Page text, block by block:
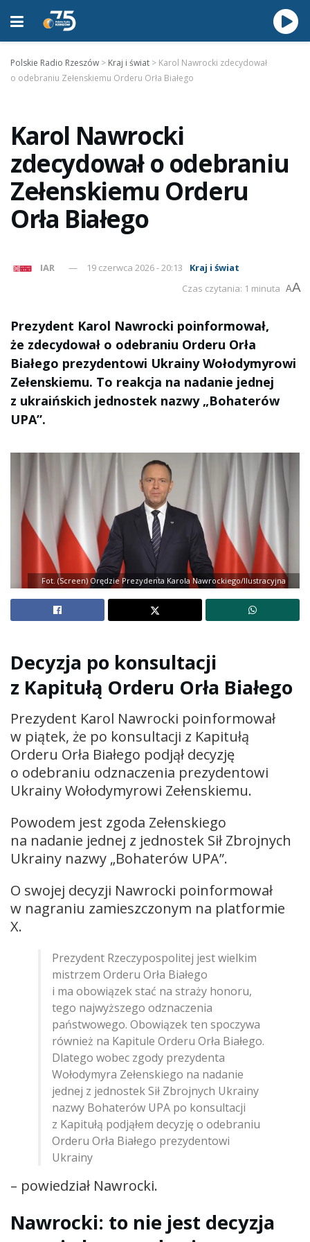
Polskie Radio Rzeszów > Kraj i świat > Karol Nawrocki zdecydował
o odebraniu Zełenskiemu Orderu Orła Białego
Karol Nawrocki
zdecydował o odebraniu
Zełenskiemu Orderu
Orła Białego
IAR 19 czerwca 2026 - 20:13
Kraj i świat
Czas czytania: 1 minuta AA
Prezydent Karol Nawrocki poinformował,
że zdecydował o odebraniu Orderu Orła
Białego prezydentowi Ukrainy Wołodymyrowi
Zełenskiemu. To reakcja na nadanie jednej
z ukraińskich jednostek nazwy „Bohaterów
UPA”.
Fot. (Screen) Orędzie Prezydenta Karola Nawrockiego/Ilustracyjna
Decyzja po konsultacji
z Kapitułą Orderu Orła Białego
Prezydent Karol Nawrocki poinformował
w piątek, że po konsultacji z Kapitułą
Orderu Orła Białego podjął decyzję
o odebraniu odznaczenia prezydentowi
Ukrainy Wołodymyrowi Zełenskiemu.
Powodem jest zgoda Zełenskiego
na nadanie jednej z jednostek Sił Zbrojnych
Ukrainy nazwy „Bohaterów UPA”.
O swojej decyzji Nawrocki poinformował
w nagraniu zamieszczonym na platformie
X.
Prezydent Rzeczypospolitej jest wielkim
mistrzem Orderu Orła Białego
i ma obowiązek stać na straży honoru,
tego najwyższego odznaczenia
państwowego. Obowiązek ten spoczywa
również na Kapitule Orderu Orła Białego.
Dlatego wobec zgody prezydenta
Wołodymyra Zełenskiego na nadanie
jednej z jednostek Sił Zbrojnych Ukrainy
nazwy Bohaterów UPA po konsultacji
z Kapitułą podjąłem decyzję o odebraniu
Orderu Orła Białego prezydentowi
Ukrainy
– powiedział Nawrocki.
Nawrocki: to nie jest decyzja